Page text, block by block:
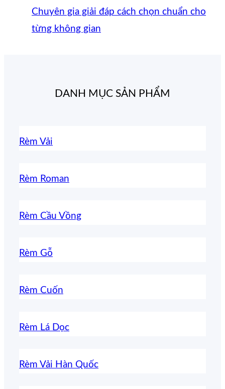
Chuyên gia giải đáp cách chọn chuẩn cho
từng không gian
DANH MỤC SẢN PHẨM
Rèm Vải
Rèm Roman
Rèm Cầu Vồng
Rèm Gỗ
Rèm Cuốn
Rèm Lá Dọc
Rèm Vải Hàn Quốc